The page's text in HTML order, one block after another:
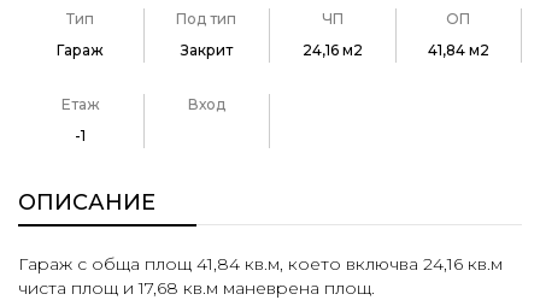
Тип
Гараж
Под тип
Закрит
ЧП
24,16 м2
ОП
41,84 м2
Етаж
-1
Вход
ОПИСАНИЕ
Гараж с обща площ 41,84 кв.м, което включва 24,16 кв.м
чиста площ и 17,68 кв.м маневрена площ.